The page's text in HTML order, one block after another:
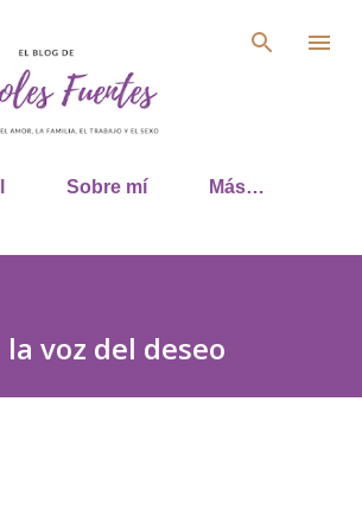
Sobre mí Más…
voz del deseo